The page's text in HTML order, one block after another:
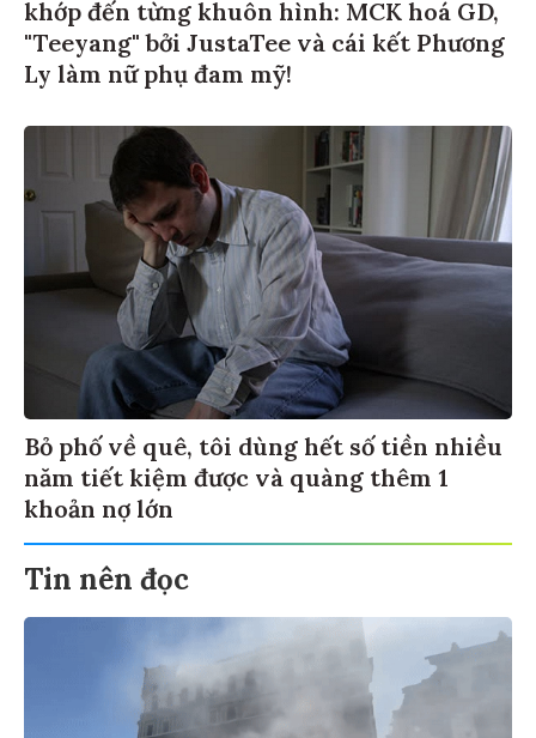
khớp đến từng khuôn hình: MCK hoá GD,
"Teeyang" bởi JustaTee và cái kết Phương
Ly làm nữ phụ đam mỹ!
Bỏ phố về quê, tôi dùng hết số tiền nhiều
năm tiết kiệm được và quàng thêm 1
khoản nợ lớn
Tin nên đọc